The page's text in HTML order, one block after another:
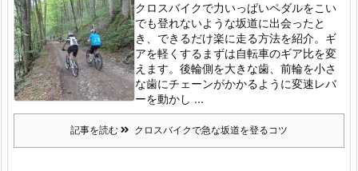
クロスバイクで力いっぱいペダルをこい
でも登れないような坂道に出会ったと
き、できるだけ楽に走る方法を紹介。ギ
アを軽くする まずは自転車のギア比を変
えます。 後輪側を大きな歯、前輪を小さ
な歯にチェーンがかかるように変速レバ
ーを動かし ...
記事を読む クロスバイクで急な坂道を登るコツ